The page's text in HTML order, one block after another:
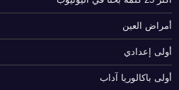
أمراض العين
أولى إعدادي
أولى باكالوريا آداب